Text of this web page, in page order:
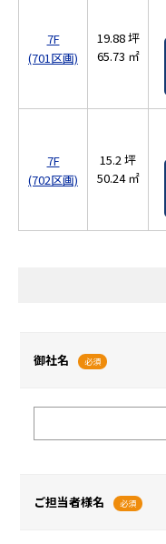
7F
(701区画)
19.88 坪
65.73 ㎡
7F
(702区画)
15.2 坪
50.24 ㎡
御社名 必須
ご担当者様名 必須